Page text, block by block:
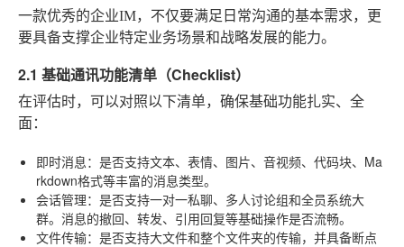
一款优秀的企业IM，不仅要满足日常沟通的基本需求，更
要具备支撑企业特定业务场景和战略发展的能力。
2.1 基础通讯功能清单（Checklist）
在评估时，可以对照以下清单，确保基础功能扎实、全
面：
即时消息：是否支持文本、表情、图片、音视频、代码块、Ma
rkdown格式等丰富的消息类型。
会话管理：是否支持一对一私聊、多人讨论组和全员系统大
群。消息的撤回、转发、引用回复等基础操作是否流畅。
文件传输：是否支持大文件和整个文件夹的传输，并具备断点